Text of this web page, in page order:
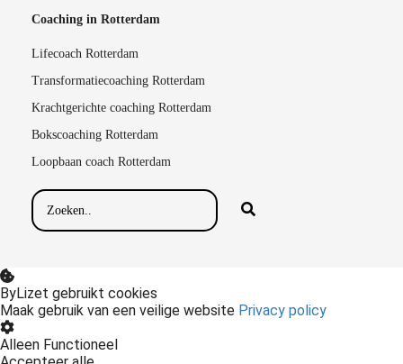
Coaching in Rotterdam
Lifecoach Rotterdam
Transformatiecoaching Rotterdam
Krachtgerichte coaching Rotterdam
Bokscoaching Rotterdam
Loopbaan coach Rotterdam
ByLizet gebruikt cookies
Maak gebruik van een veilige website Privacy policy
Alleen Functioneel